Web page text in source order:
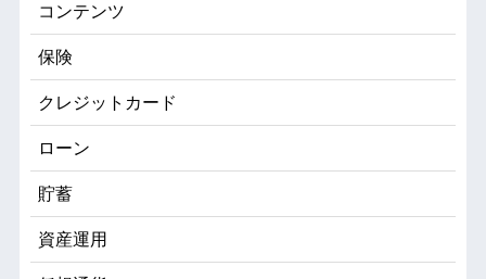
コンテンツ
保険
クレジットカード
ローン
貯蓄
資産運用